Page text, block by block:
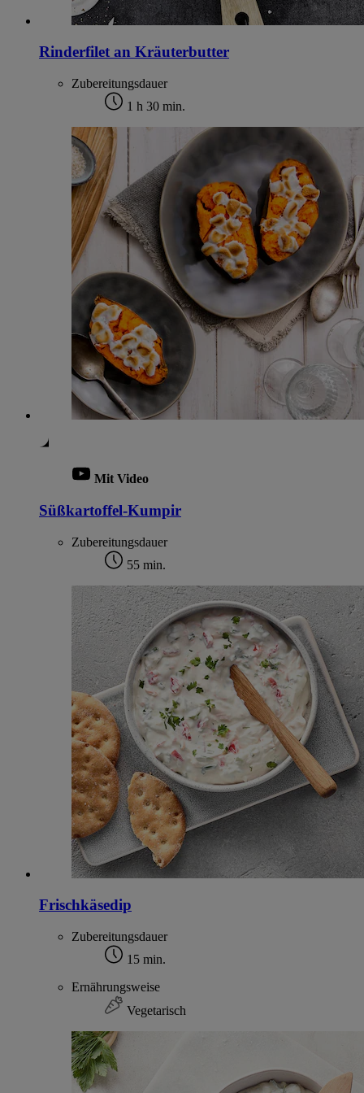
Rinderfilet an Kräuterbutter
Zubereitungsdauer
1 h 30 min.
Mit Video
Süßkartoffel-Kumpir
Zubereitungsdauer
55 min.
Frischkäsedip
Zubereitungsdauer
15 min.
Ernährungsweise
Vegetarisch